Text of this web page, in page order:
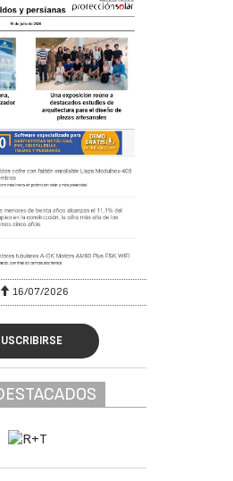
16/07/2026